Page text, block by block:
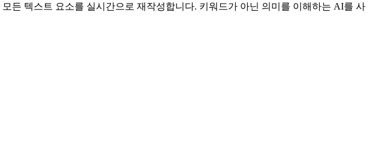
든 텍스트 요소를 실시간으로 재작성합니다. 키워드가 아닌 의미를 이해하는 AI를 사